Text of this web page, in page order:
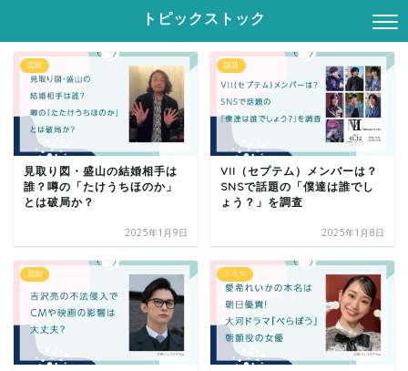
トピックストック
芸能
見取り図・盛山の結婚相手は
誰？噂の「たけうちほのか」
とは破局か？
2025年1月9日
話題
Vll（セプテム）メンバーは？
SNSで話題の「僕達は誰でし
ょう？」を調査
2025年1月8日
芸能 ドラマ